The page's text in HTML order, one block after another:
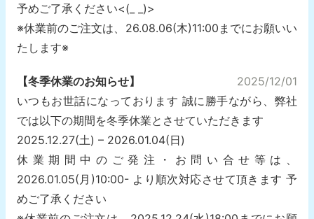
予めご了承ください<(_ _)>
※休業前のご注文は、26.08.06(木)11:00までにお願いい
たします※
【冬季休業のお知らせ】
2025/12/01
いつもお世話になっております 誠に勝手ながら、弊社
では以下の期間を冬季休業とさせていただきます
2025.12.27(土) – 2026.01.04(日)
休業期間中のご発注・お問い合せ等は、
2026.01.05(月)10:00- より順次対応させて頂きます 予
めご了承ください